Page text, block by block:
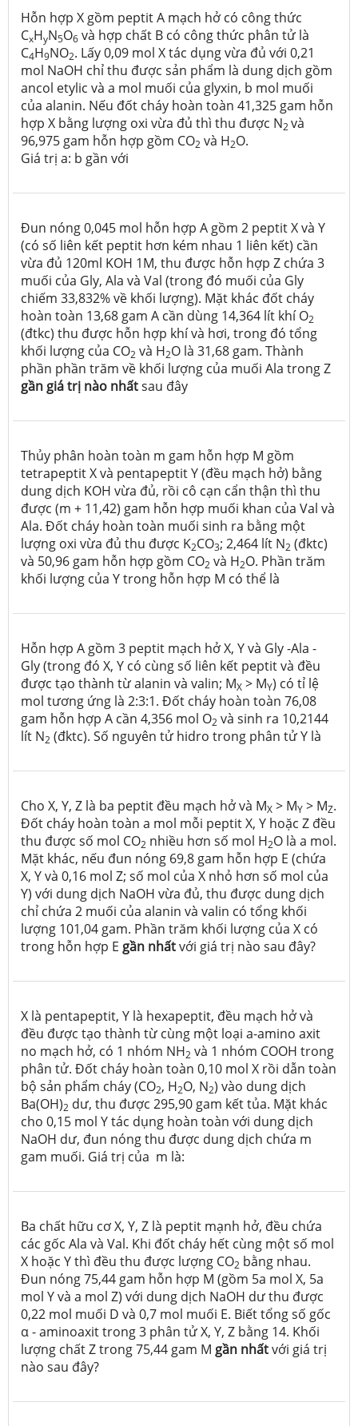
Hỗn hợp X gồm peptit A mạch hở có công thức
CxHyN5O6 và hợp chất B có công thức phân tử là
C4H9NO2. Lấy 0,09 mol X tác dụng vừa đủ với 0,21
mol NaOH chỉ thu được sản phẩm là dung dịch gồm
ancol etylic và a mol muối của glyxin, b mol muối
của alanin. Nếu đốt cháy hoàn toàn 41,325 gam hỗn
hợp X bằng lượng oxi vừa đủ thì thu được N2và
96,975 gam hỗn hợp gồm CO2 và H2O.
Giá trị a: b gần với
Đun nóng 0,045 mol hỗn hợp A gồm 2 peptit X và Y
(có số liên kết peptit hơn kém nhau 1 liên kết) cần
vừa đủ 120ml KOH 1M, thu được hỗn hợp Z chứa 3
muối của Gly, Ala và Val (trong đó muối của Gly
chiếm 33,832% về khối lượng). Mặt khác đốt cháy
hoàn toàn 13,68 gam A cần dùng 14,364 lít khí O2
(đtkc) thu được hỗn hợp khí và hơi, trong đó tổng
khối lượng của CO2 và H2O là 31,68 gam. Thành
phần phần trăm về khối lượng của muối Ala trong Z
gần giá trị nào nhấtsau đây
Thủy phân hoàn toàn m gam hỗn hợp M gồm
tetrapeptit X và pentapeptit Y (đều mạch hở) bằng
dung dịch KOH vừa đủ, rồi cô cạn cẩn thận thì thu
được (m + 11,42) gam hỗn hợp muối khan của Val và
Ala. Đốt cháy hoàn toàn muối sinh ra bằng một
lượng oxi vừa đủ thu được K2CO3; 2,464 lít N2 (đktc)
và 50,96 gam hỗn hợp gồm CO2 và H2O. Phần trăm
khối lượng của Y trong hỗn hợp M có thể là
Hỗn hợp A gồm 3 peptit mạch hở X, Y và Gly -Ala -
Gly (trong đó X, Y có cùng số liên kết peptit và đều
được tạo thành từ alanin và valin; MX > MY) có tỉ lệ
mol tương ứng là 2:3:1. Đốt cháy hoàn toàn 76,08
gam hỗn hợp A cần 4,356 mol O2 và sinh ra 10,2144
lít N2 (đktc). Số nguyên tử hidro trong phân tử Y là
Cho X, Y, Z là ba peptit đều mạch hở và MX > MY > MZ.
Đốt cháy hoàn toàn a mol mỗi peptit X, Y hoặc Z đều
thu được số mol CO2 nhiều hơn số mol H2O là a mol.
Mặt khác, nếu đun nóng 69,8 gam hỗn hợp E (chứa
X, Y và 0,16 mol Z; số mol của X nhỏ hơn số mol của
Y) với dung dịch NaOH vừa đủ, thu được dung dịch
chỉ chứa 2 muối của alanin và valin có tổng khối
lượng 101,04 gam. Phần trăm khối lượng của X có
trong hỗn hợp E gần nhấtvới giá trị nào sau đây?
X là pentapeptit, Y là hexapeptit, đều mạch hở và
đều được tạo thành từ cùng một loại a-amino axit
no mạch hở, có 1 nhóm NH2 và 1 nhóm COOH trong
phân tử. Đốt cháy hoàn toàn 0,10 mol X rồi dẫn toàn
bộ sản phẩm cháy (CO2, H2O, N2) vào dung dịch
Ba(OH)2 dư, thu được 295,90 gam kết tủa. Mặt khác
cho 0,15 mol Y tác dụng hoàn toàn với dung dịch
NaOH dư, đun nóng thu được dung dịch chứa m
gam muối. Giá trị của m là:
Ba chất hữu cơ X, Y, Z là peptit mạnh hở, đều chứa
các gốc Ala và Val. Khi đốt cháy hết cùng một số mol
X hoặc Y thì đều thu được lượng CO2 bằng nhau.
Đun nóng 75,44 gam hỗn hợp M (gồm 5a mol X, 5a
mol Y và a mol Z) với dung dịch NaOH dư thu được
0,22 mol muối D và 0,7 mol muối E. Biết tổng số gốc
α - aminoaxit trong 3 phân tử X, Y, Z bằng 14. Khối
lượng chất Z trong 75,44 gam M gần nhấtvới giá trị
nào sau đây?